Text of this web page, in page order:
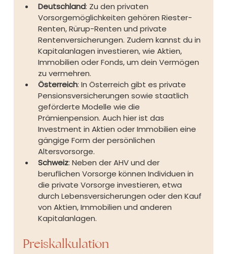
Deutschland: Zu den privaten
Vorsorgemöglichkeiten gehören Riester-
Renten, Rürup-Renten und private
Rentenversicherungen. Zudem kannst du in
Kapitalanlagen investieren, wie Aktien,
Immobilien oder Fonds, um dein Vermögen
zu vermehren.
Österreich: In Österreich gibt es private
Pensionsversicherungen sowie staatlich
geförderte Modelle wie die
Prämienpension. Auch hier ist das
Investment in Aktien oder Immobilien eine
gängige Form der persönlichen
Altersvorsorge.
Schweiz: Neben der AHV und der
beruflichen Vorsorge können Individuen in
die private Vorsorge investieren, etwa
durch Lebensversicherungen oder den Kauf
von Aktien, Immobilien und anderen
Kapitalanlagen.
Preiskalkulation